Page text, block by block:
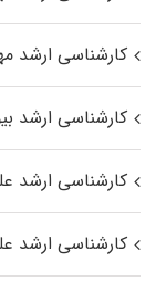
کارشناسی ارشد
کارشناسی ارشد
کارشناسی ارشد
کارشناسی ارشد